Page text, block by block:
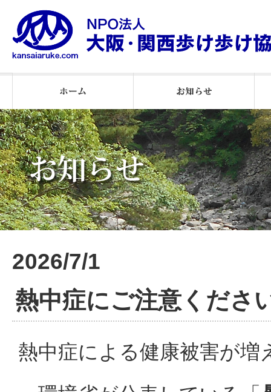
お知らせ
2026年ウオーキング通信
2025 ウオーキング通信
2026年月例会報告
２０２５月例会報告
2024 月例会報告
2026/7/1
熱中症にご注意くださ
熱中症による健康被害が増